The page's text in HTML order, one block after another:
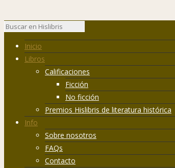
Inicio
Libros
Calificaciones
Ficción
No ficción
Premios Hislibris de literatura histórica
Info
Sobre nosotros
FAQs
Contacto